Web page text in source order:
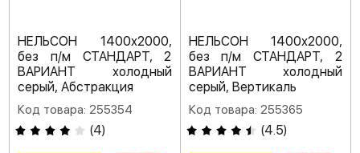
НЕЛЬСОН 1400х2000,
без п/м СТАНДАРТ, 2
ВАРИАНТ холодный
серый, Абстракция
Код товара: 255354
(4)
НЕЛЬСОН 1400х2000,
без п/м СТАНДАРТ, 2
ВАРИАНТ холодный
серый, Вертикаль
Код товара: 255365
(4.5)